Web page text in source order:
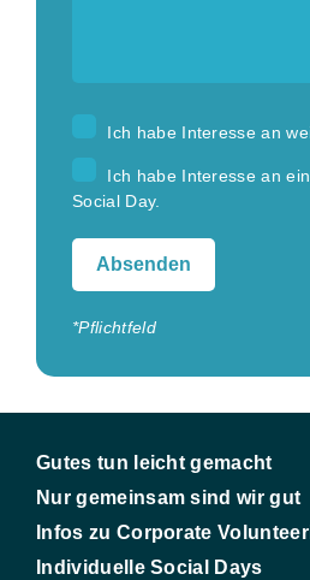
Ich habe Interesse an
Ich habe Interesse an
Social Day.
*Pflichtfeld
Gutes tun leicht gemacht
Nur gemeinsam sind wir gut
Infos zu Corporate
Individuelle Social Days